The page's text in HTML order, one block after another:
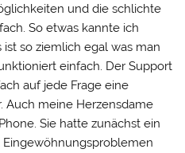
und die schlichte
So etwas kannte ich
so ziemlich egal was man
einfach. Der Support
auf jede Frage eine
Auch meine Herzensdame
Sie hatte zunächst ein
Eingewöhnungsproblemen